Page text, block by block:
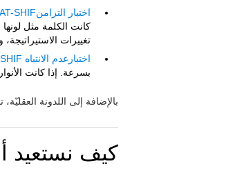
اختبار التزامنDIAT-SHIF
كانت الكلمة مثل
تغييرات
اختبارعدم الانتباه FOCU-SHIF
بسرعة. إذا كانت
بالإضافة إلى اللدونة
كيف نستعيد